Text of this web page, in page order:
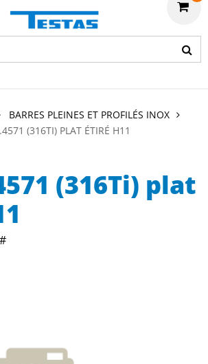
BARRES PLEINES ET PROFILÉS INOX
(316TI) PLAT ÉTIRÉ H11
(316Ti) plat